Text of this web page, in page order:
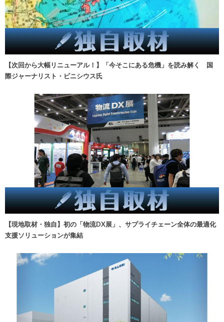
【次回から大幅リニューアル！】「今そこにある危機」を読み解く 国
際ジャーナリスト・ビニシウス氏
【現地取材・独自】初の「物流DX展」、サプライチェーン全体の最適化
支援ソリューションが集結